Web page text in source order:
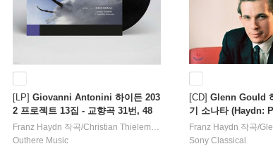
Kammerorchester Basel오케스트라
[LP] Giovanni Antonini 하이든 203
2 프로젝트 13집 - 교향곡 31번, 48
번, 59번 (Haydn 2032, Vol. 13 - Ho
rn Signal) [2LP + CD]
Franz Haydn 작곡/Christian Thielemann Giovanni Antonini 지휘/Il
Outhere Music
[CD] Glenn Gould
기 소나타 (Haydn:
Hob. XVI Nos.42 &
글렌 굴드
Franz Haydn 작곡/
Sony Classical